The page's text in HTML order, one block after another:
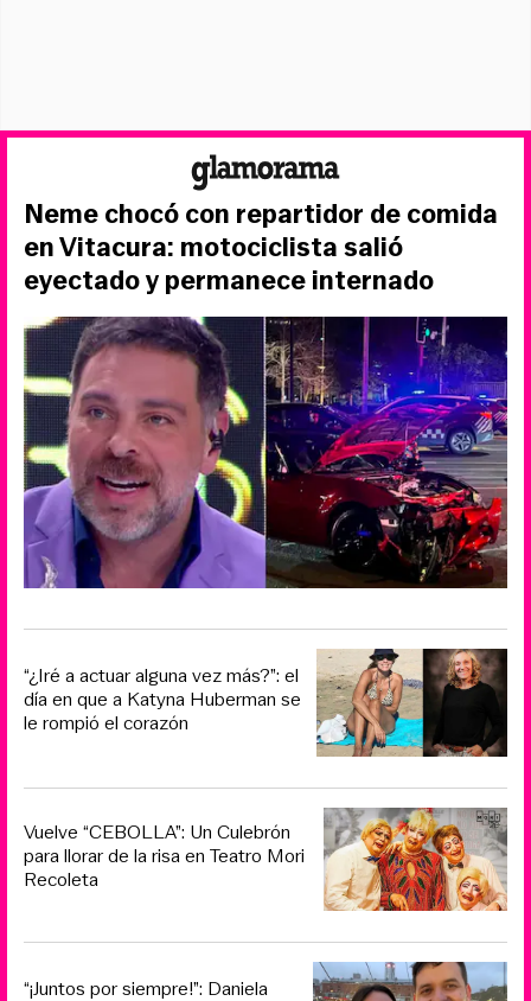
Neme chocó con repartidor de comida
en Vitacura: motociclista salió
eyectado y permanece internado
“¿Iré a actuar alguna vez más?”: el
día en que a Katyna Huberman se
le rompió el corazón
Vuelve “CEBOLLA”: Un Culebrón
para llorar de la risa en Teatro Mori
Recoleta
“¡Juntos por siempre!”: Daniela